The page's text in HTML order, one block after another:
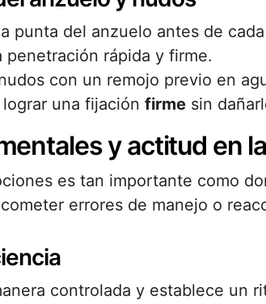
punta del anzuelo antes de
penetración rápida y firme.
con un remojo previo en
una fijación firme sin
y actitud en
es tan importante como
errores de manejo o
controlada y establece un